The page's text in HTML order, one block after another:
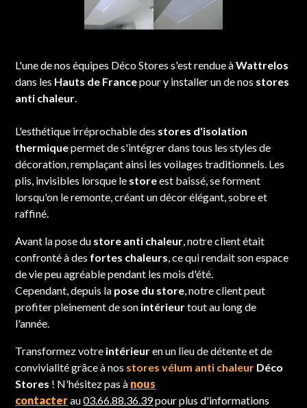
L'une de nos équipes Déco Stores s'est rendue àWattrelos
dans les Hauts de Francepour y installer un de nos stores
anti chaleur.
L'esthétique irréprochable des stores d'isolation
thermiquepermet de s'intégrer dans tous les styles de
décoration, remplaçant ainsi les voilages traditionnels. Les
plis, invisibles lorsque le storeest baissé, se forment
lorsqu'on le remonte, créant un décor élégant, sobre et
raffiné.
Avant la pose du store anti chaleur, notre client était
confronté à des fortes chaleurs, ce qui rendait son espace
de vie peu agréable pendant les mois d'été.
Cependant, depuis la pose du store, notre client peut
profiter pleinement de son intérieurtout au long de
l'année.
Transformez votre intérieuren un lieu de détente et de
convivialité grâce à nos stores vélum anti chaleur Déco
Stores ! N'hésitez pas à nous
contacterau03.66.88.36.39pour plus d'informations